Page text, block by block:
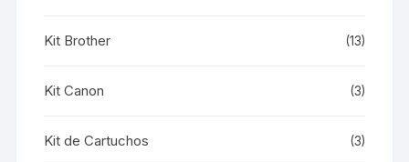
Kit Brother (13)
Kit Canon (3)
Kit de Cartuchos (3)